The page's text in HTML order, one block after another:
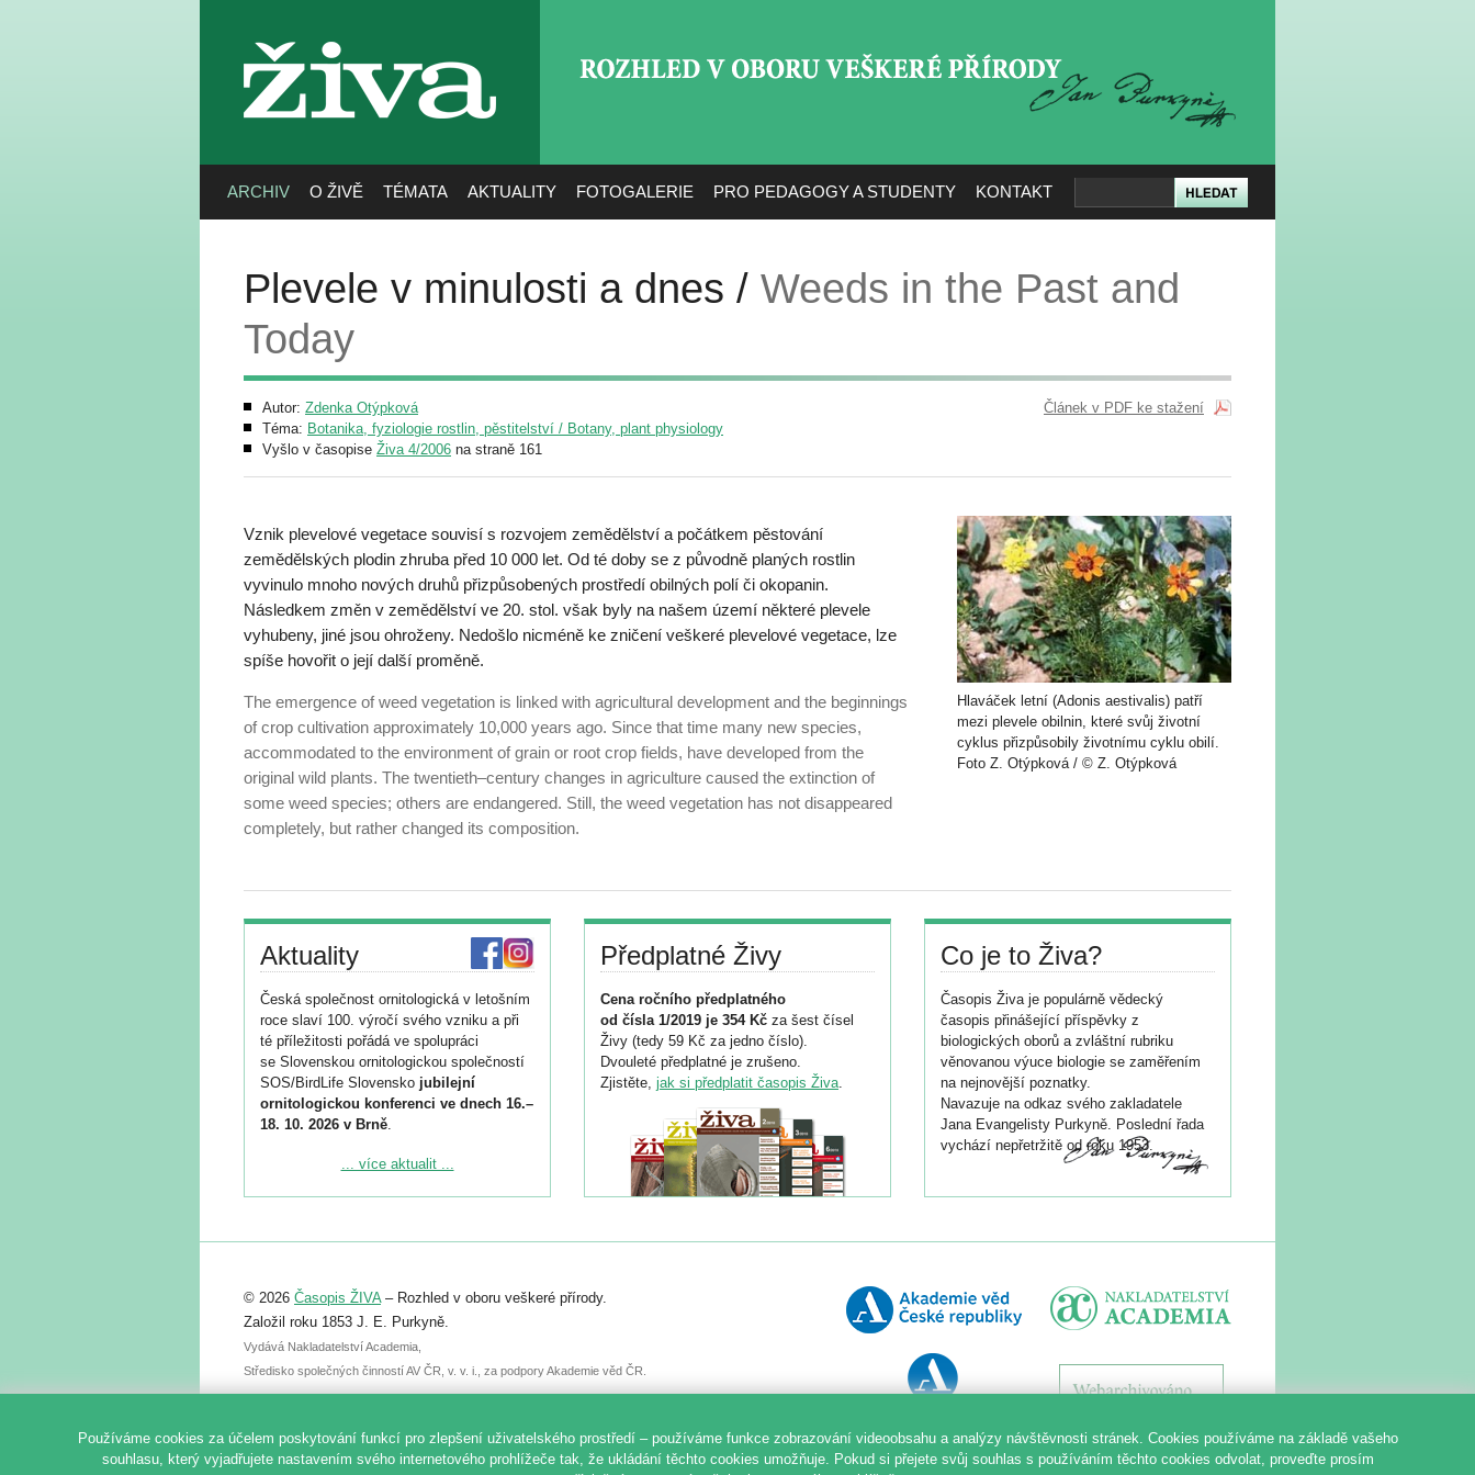
živa
ARCHIV O ŽIVĚ TÉMATA AKTUALITY FOTOGALERIE PRO PEDAGOGY A STUDENTY KONTAKT
Plevele v minulosti a dnes / Weeds in the Past and
Today
Autor: Zdenka Otýpková
Téma: Botanika, fyziologie rostlin, pěstitelství / Botany, plant physiology
Vyšlo v časopise Živa 4/2006 na straně 161
Článek v PDF ke stažení
Vznik plevelové vegetace souvisí s rozvojem zemědělství a počátkem pěstování
zemědělských plodin zhruba před 10 000 let. Od té doby se z původně planých rostlin
vyvinulo mnoho nových druhů přizpůsobených prostředí obilných polí či okopanin.
Následkem změn v zemědělství ve 20. stol. však byly na našem území některé plevele
vyhubeny, jiné jsou ohroženy. Nedošlo nicméně ke zničení veškeré plevelové vegetace, lze
spíše hovořit o její další proměně.
The emergence of weed vegetation is linked with agricultural development and the beginnings
of crop cultivation approximately 10,000 years ago. Since that time many new species,
accommodated to the environment of grain or root crop fields, have developed from the
original wild plants. The twentieth–century changes in agriculture caused the extinction of
some weed species; others are endangered. Still, the weed vegetation has not disappeared
completely, but rather changed its composition.
Hlaváček letní (Adonis aestivalis) patří
mezi plevele obilnin, které svůj životní
cyklus přizpůsobily životnímu cyklu obilí.
Foto Z. Otýpková / © Z. Otýpková
Aktuality
Česká společnost ornitologická v letošním
roce slaví 100. výročí svého vzniku a při
té příležitosti pořádá ve spolupráci
se Slovenskou ornitologickou společností
SOS/BirdLife Slovensko jubilejní
ornitologickou konferenci ve dnech 16.–
18. 10. 2026 v Brně.
Podrobnější informace ke konferenci
Registrovat se můžete do 6. září.
abstraktu přihlášené přednášky nebo
posteru je už 30. června.
... více aktualit ...
Předplatné Živy
Cena ročního předplatného
od čísla 1/2019 je 354 Kč za šest čísel
Živy (tedy 59 Kč za jedno číslo).
Dvouleté předplatné je zrušeno.
Zjistěte, jak si předplatit časopis Živa.
Co je to Živa?
Časopis Živa je populárně vědecký
časopis přinášející příspěvky z
biologických oborů a zvláštní rubriku
věnovanou výuce biologie se zaměřením
na nejnovější poznatky.
Navazuje na odkaz svého zakladatele
Jana Evangelisty Purkyně. Poslední řada
vychází nepřetržitě od roku 1953.
© 2026 Časopis ŽIVA– Rozhled v oboru veškeré přírody.
Založil roku 1853 J. E. Purkyně.
Vydává Nakladatelství Academia,
Středisko společných činností AV ČR, v. v. i., za podpory Akademie věd ČR.
Používáme cookies za účelem poskytování funkcí pro zlepšení uživatelského prostředí – používáme funkce zobrazování videoobsahu a analýzy návštěvnosti stránek. Cookies používáme na základě vašeho
souhlasu, který vyjadřujete nastavením svého internetového prohlížeče tak, že ukládání těchto cookies umožňuje. Pokud si přejete svůj souhlas s používáním těchto cookies odvolat, proveďte prosím